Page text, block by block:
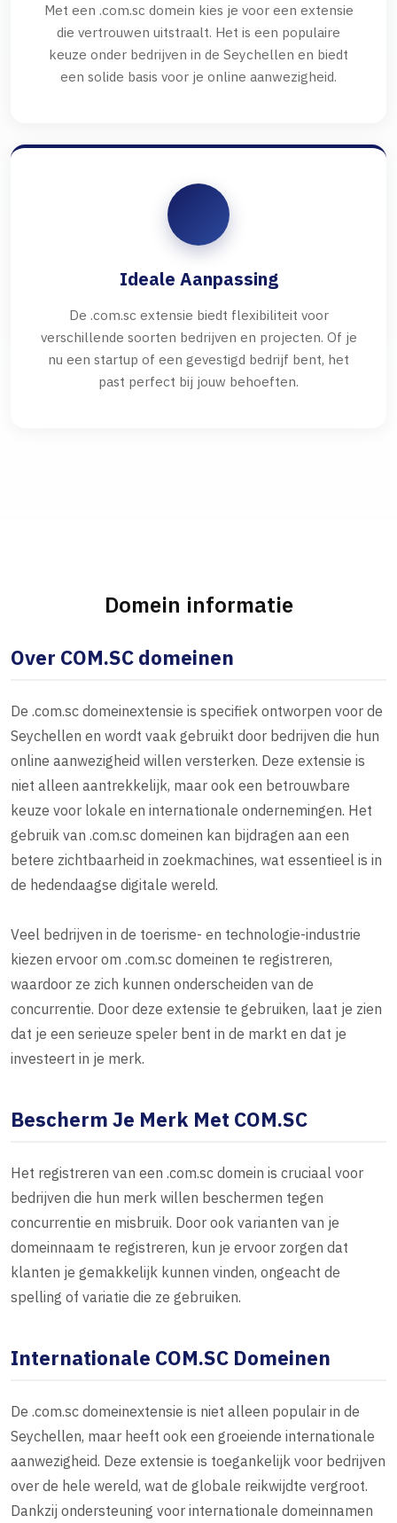
Met een .com.sc domein kies je voor een extensie
die vertrouwen uitstraalt. Het is een populaire
keuze onder bedrijven in de Seychellen en biedt
een solide basis voor je online aanwezigheid.
Ideale Aanpassing
De .com.sc extensie biedt flexibiliteit voor
verschillende soorten bedrijven en projecten. Of je
nu een startup of een gevestigd bedrijf bent, het
past perfect bij jouw behoeften.
Domein informatie
Over COM.SC domeinen
De .com.sc domeinextensie is specifiek ontworpen voor de
Seychellen en wordt vaak gebruikt door bedrijven die hun
online aanwezigheid willen versterken. Deze extensie is
niet alleen aantrekkelijk, maar ook een betrouwbare
keuze voor lokale en internationale ondernemingen. Het
gebruik van .com.sc domeinen kan bijdragen aan een
betere zichtbaarheid in zoekmachines, wat essentieel is in
de hedendaagse digitale wereld.
Veel bedrijven in de toerisme- en technologie-industrie
kiezen ervoor om .com.sc domeinen te registreren,
waardoor ze zich kunnen onderscheiden van de
concurrentie. Door deze extensie te gebruiken, laat je zien
dat je een serieuze speler bent in de markt en dat je
investeert in je merk.
Bescherm Je Merk Met COM.SC
Het registreren van een .com.sc domein is cruciaal voor
bedrijven die hun merk willen beschermen tegen
concurrentie en misbruik. Door ook varianten van je
domeinnaam te registreren, kun je ervoor zorgen dat
klanten je gemakkelijk kunnen vinden, ongeacht de
spelling of variatie die ze gebruiken.
Internationale COM.SC Domeinen
De .com.sc domeinextensie is niet alleen populair in de
Seychellen, maar heeft ook een groeiende internationale
aanwezigheid. Deze extensie is toegankelijk voor bedrijven
over de hele wereld, wat de globale reikwijdte vergroot.
Dankzij ondersteuning voor internationale domeinnamen